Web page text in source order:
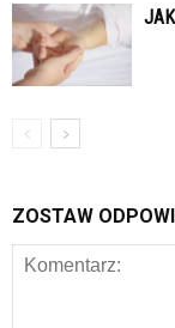
ZOSTAW